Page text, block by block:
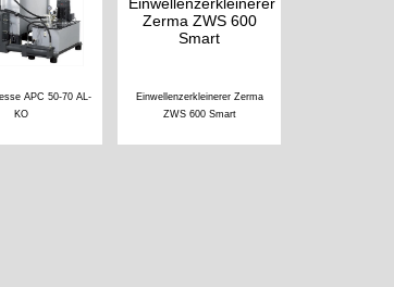
APC 50-70 AL-
KO
Einwellenzerkleinerer Zerma
ZWS 600 Smart